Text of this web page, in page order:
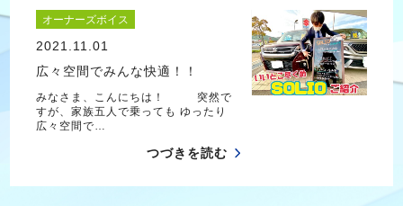
オーナーズボイス
2021.11.01
広々空間でみんな快適！！
みなさま、こんにちは！ 突然で
すが、家族五人で乗っても ゆったり
広々空間で…
つづきを読む